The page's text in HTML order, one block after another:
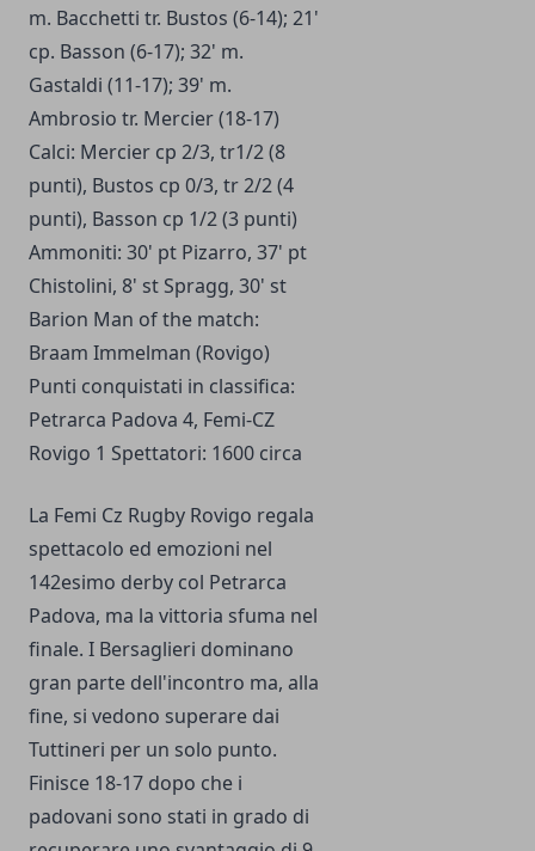
m. Bacchetti tr. Bustos (6-14); 21'
cp. Basson (6-17); 32' m.
Gastaldi (11-17); 39' m.
Ambrosio tr. Mercier (18-17)
Calci: Mercier cp 2/3, tr1/2 (8
punti), Bustos cp 0/3, tr 2/2 (4
punti), Basson cp 1/2 (3 punti)
Ammoniti: 30' pt Pizarro, 37' pt
Chistolini, 8' st Spragg, 30' st
Barion Man of the match:
Braam Immelman (Rovigo)
Punti conquistati in classifica:
Petrarca Padova 4, Femi-CZ
Rovigo 1 Spettatori: 1600 circa
La Femi Cz Rugby Rovigo regala
spettacolo ed emozioni nel
142esimo derby col Petrarca
Padova, ma la vittoria sfuma nel
finale. I Bersaglieri dominano
gran parte dell'incontro ma, alla
fine, si vedono superare dai
Tuttineri per un solo punto.
Finisce 18-17 dopo che i
padovani sono stati in grado di